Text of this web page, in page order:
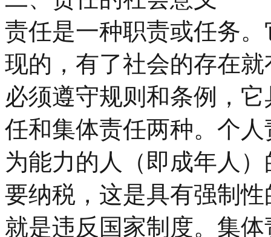
责任是一种职责或任务
现的，有了社会的存在
必须遵守规则和条例，
任和集体责任两种。个
为能力的人（即成年人
要纳税，这是具有强制
就是违反国家制度。集